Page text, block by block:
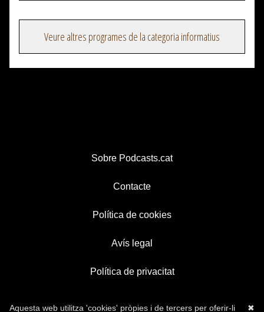
Veure altres programes de la categoria informatius
Sobre Podcasts.cat
Contacte
Política de cookies
Avís legal
Política de privacitat
✖
Aquesta web utilitza 'cookies' pròpies i de tercers per oferir-li